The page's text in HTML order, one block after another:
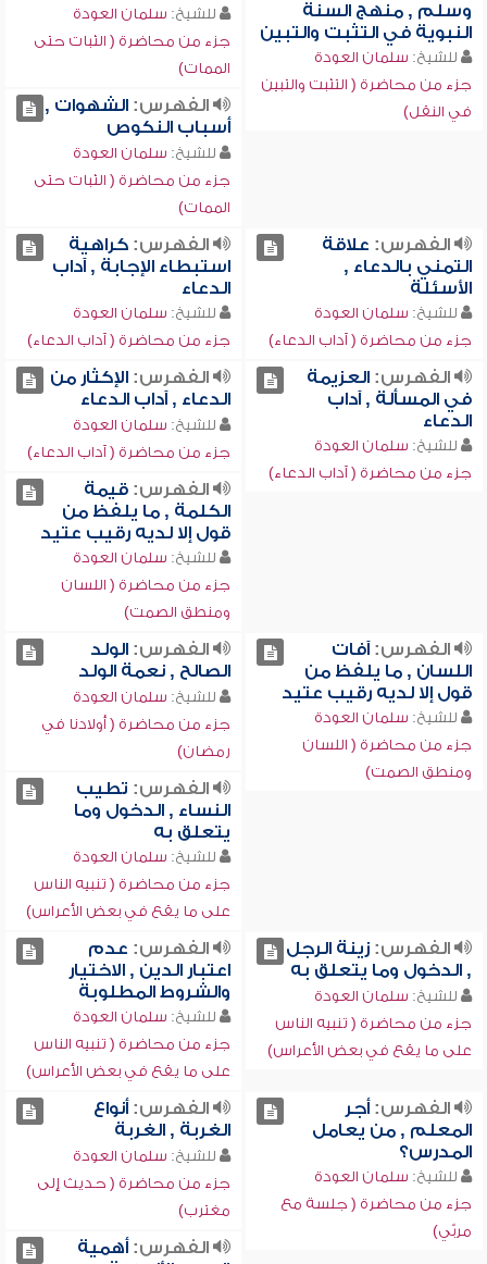
وسلم , منهج السنة
النبوية في التثبت والتبين
للشيخ: سلمان العودة
جزء من محاضرة ( التثبت والتبين
في النقل)
للشيخ: سلمان العودة
جزء من محاضرة ( الثبات حتى
الممات)
الفهرس:الشهوات ,
أسباب النكوص
للشيخ: سلمان العودة
جزء من محاضرة ( الثبات حتى
الممات)
الفهرس: علاقة
التمني بالدعاء ,
الأسئلة
للشيخ: سلمان العودة
جزء من محاضرة ( آداب الدعاء)
الفهرس:كراهية
استبطاء الإجابة , آداب
الدعاء
للشيخ: سلمان العودة
جزء من محاضرة ( آداب الدعاء)
الفهرس:العزيمة
في المسألة , آداب
الدعاء
للشيخ: سلمان العودة
جزء من محاضرة ( آداب الدعاء)
الفهرس:الإكثار من
الدعاء , آداب الدعاء
للشيخ: سلمان العودة
جزء من محاضرة ( آداب الدعاء)
الفهرس:قيمة
الكلمة , ما يلفظ من
قول إلا لديه رقيب عتيد
للشيخ: سلمان العودة
جزء من محاضرة ( اللسان
ومنطق الصمت)
الفهرس:آفات
اللسان , ما يلفظ من
قول إلا لديه رقيب عتيد
للشيخ: سلمان العودة
جزء من محاضرة ( اللسان
ومنطق الصمت)
الفهرس:الولد
الصالح , نعمة الولد
للشيخ: سلمان العودة
جزء من محاضرة ( أولادنا في
رمضان)
الفهرس: تطيب
النساء , الدخول وما
يتعلق به
للشيخ: سلمان العودة
جزء من محاضرة ( تنبيه الناس
على ما يقع في بعض الأعراس)
الفهرس:زينة الرجل
, الدخول وما يتعلق به
للشيخ: سلمان العودة
جزء من محاضرة ( تنبيه الناس
على ما يقع في بعض الأعراس)
الفهرس: عدم
اعتبار الدين , الاختيار
والشروط المطلوبة
للشيخ: سلمان العودة
جزء من محاضرة ( تنبيه الناس
على ما يقع في بعض الأعراس)
الفهرس:أجر
المعلم , من يعامل
المدرس؟
للشيخ: سلمان العودة
جزء من محاضرة ( جلسة مع
مربّي)
الفهرس:أنواع
الغربة , الغربة
للشيخ: سلمان العودة
جزء من محاضرة ( حديث إلى
مغترب)
الفهرس:أهمية